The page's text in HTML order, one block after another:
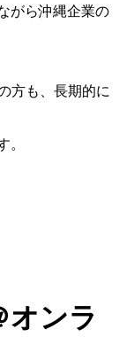
がら沖縄企業の
方も、長期的に
オンラ